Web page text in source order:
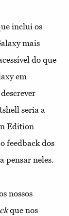
inclui os
mais
do que
em
seria a
Edition
feedback dos
pensar neles.
nossos
que nos